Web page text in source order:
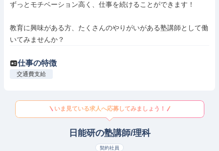
ずっとモチベーション高く、仕事を続けることができます！
教育に興味がある方、たくさんのやりがいがある塾講師として働
いてみませんか？
仕事の特徴
交通費支給
いま見ている求人へ応募してみましょう！
日能研の塾講師/理科
契約社員